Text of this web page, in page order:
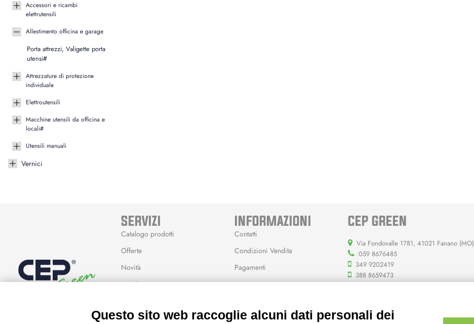
Accessori e ricambi
elettrutensili
Allestimento officina e garage
Porta attrezzi, Valigette porta
utensi#
Attrezzature di protezione
individuale
Elettroutensili
Macchine utensili da officina e
locali#
Utensili manuali
Vernici
SERVIZI
Catalogo prodotti
Offerte
Novità
Marchi
Wishlist
INFORMAZIONI
Contatti
Condizioni Vendita
Pagamenti
CEP GREEN
Via Fondovalle 1781, 41021 Fanano (MO)
059 8676485
349 9202419
388 8659473
Orario
Dal lunedì al venerdì
Questo sito web raccoglie alcuni dati personali dei